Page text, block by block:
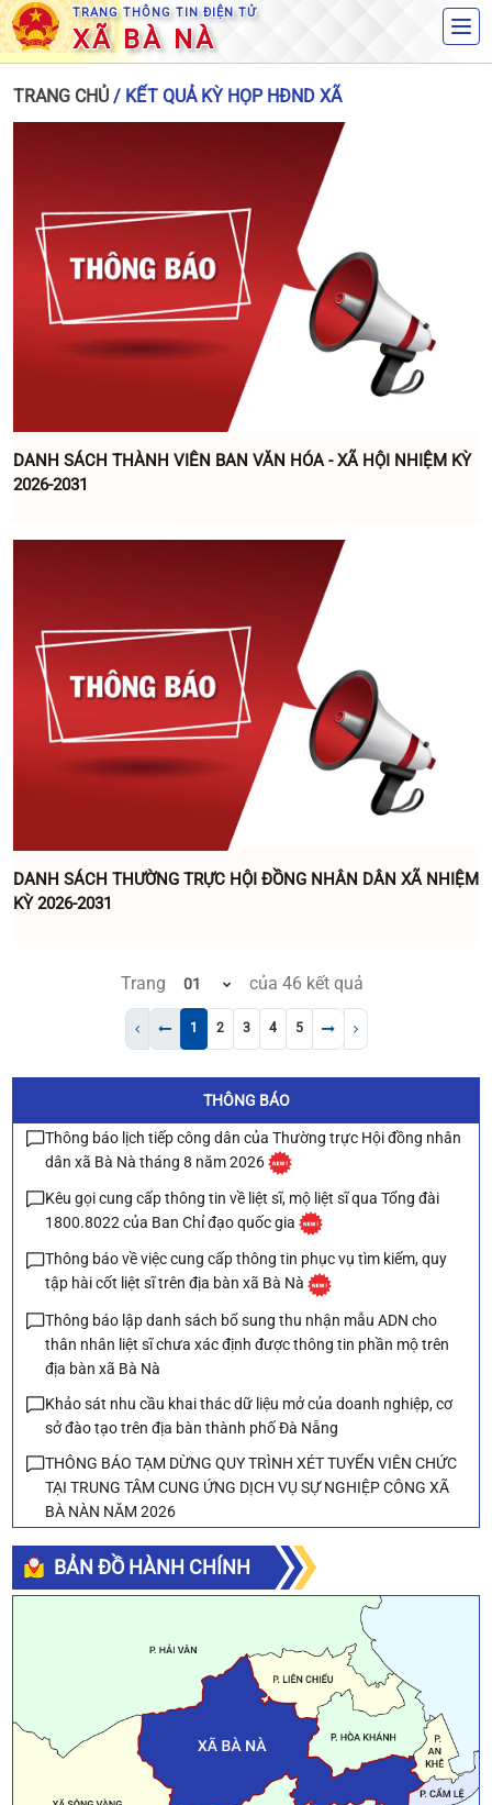
TRANG THÔNG TIN ĐIỆN TỬ
XÃ BÀ NÀ
TRANG CHỦ / KẾT QUẢ KỲ HỌP HĐND XÃ
DANH SÁCH THÀNH VIÊN BAN VĂN HÓA - XÃ HỘI NHIỆM KỲ
2026-2031
DANH SÁCH THƯỜNG TRỰC HỘI ĐỒNG NHÂN DÂN XÃ NHIỆM
KỲ 2026-2031
Trang của 46 kết quả
1 2 3 4 5
THÔNG BÁO
Thông báo lịch tiếp công dân của Thường trực Hội đồng nhân
dân xã Bà Nà tháng 8 năm 2026
Kêu gọi cung cấp thông tin về liệt sĩ, mộ liệt sĩ qua Tổng đài
1800.8022 của Ban Chỉ đạo quốc gia
Thông báo về việc cung cấp thông tin phục vụ tìm kiếm, quy
tập hài cốt liệt sĩ trên địa bàn xã Bà Nà
Thông báo lập danh sách bổ sung thu nhận mẫu ADN cho
thân nhân liệt sĩ chưa xác định được thông tin phần mộ trên
địa bàn xã Bà Nà
Khảo sát nhu cầu khai thác dữ liệu mở của doanh nghiệp, cơ
sở đào tạo trên địa bàn thành phố Đà Nẵng
THÔNG BÁO TẠM DỪNG QUY TRÌNH XÉT TUYỂN VIÊN CHỨC
TẠI TRUNG TÂM CUNG ỨNG DỊCH VỤ SỰ NGHIỆP CÔNG XÃ
BÀ NÀN NĂM 2026
🗳️ Mời Nhân dân bình chọn biểu trưng (logo) xã Bà Nà
Man to Man Vietnam Tuyển lao động tại Đà Nẵng
[THÔNG BÁO] Lịch chi trả tiền và quà tặng nhân kỷ niệm 79
năm Ngày Thương binh - Liệt sĩ (27/7/1947 - 27/7/2026) tại
Hệ thống khảo sát mức độ hài lòng trực tuyến của người dân,
doanh nghiệp đối với chất lượng cung ứng dịch vụ hành chính
công thành phố
BẢN ĐỒ HÀNH CHÍNH
Danang AI
Trợ lý AI xã Bà Nà